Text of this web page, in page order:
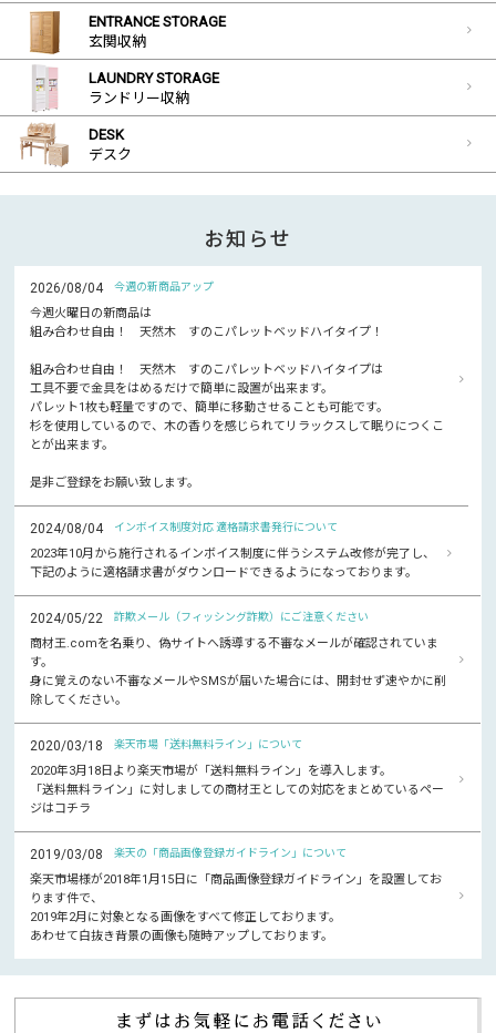
ENTRANCE STORAGE
玄関収納
LAUNDRY STORAGE
ランドリー収納
DESK
デスク
お知らせ
2026/08/04 今週の新商品アップ
今週火曜日の新商品は
組み合わせ自由！ 天然木 すのこパレットベッドハイタイプ！
組み合わせ自由！ 天然木 すのこパレットベッドハイタイプは
工具不要で金具をはめるだけで簡単に設置が出来ます。
パレット1枚も軽量ですので、簡単に移動させることも可能です。
杉を使用しているので、木の香りを感じられてリラックスして眠りにつくこ
とが出来ます。
是非ご登録をお願い致します。
2024/08/04 インボイス制度対応 適格請求書発行について
2023年10月から施行されるインボイス制度に伴うシステム改修が完了し、
下記のように適格請求書がダウンロードできるようになっております。
2024/05/22 詐欺メール（フィッシング詐欺）にご注意ください
商材王.comを名乗り、偽サイトへ誘導する不審なメールが確認されていま
す。
身に覚えのない不審なメールやSMSが届いた場合には、開封せず速やかに削
除してください。
2020/03/18 楽天市場「送料無料ライン」について
2020年3月18日より楽天市場が「送料無料ライン」を導入します。
「送料無料ライン」に対しましての商材王としての対応をまとめているペー
ジはコチラ
2019/03/08 楽天の「商品画像登録ガイドライン」について
楽天市場様が2018年1月15日に「商品画像登録ガイドライン」を設置してお
ります件で、
2019年2月に対象となる画像をすべて修正しております。
あわせて白抜き背景の画像も随時アップしております。